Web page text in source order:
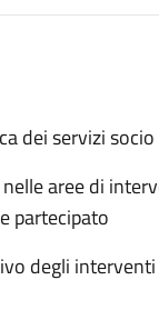
dei servizi socio
aree di
partecipato
degli